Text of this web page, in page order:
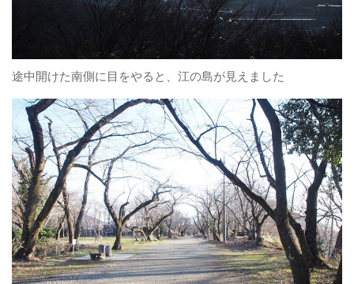
途中開けた南側に目をやると、江の島が見えました